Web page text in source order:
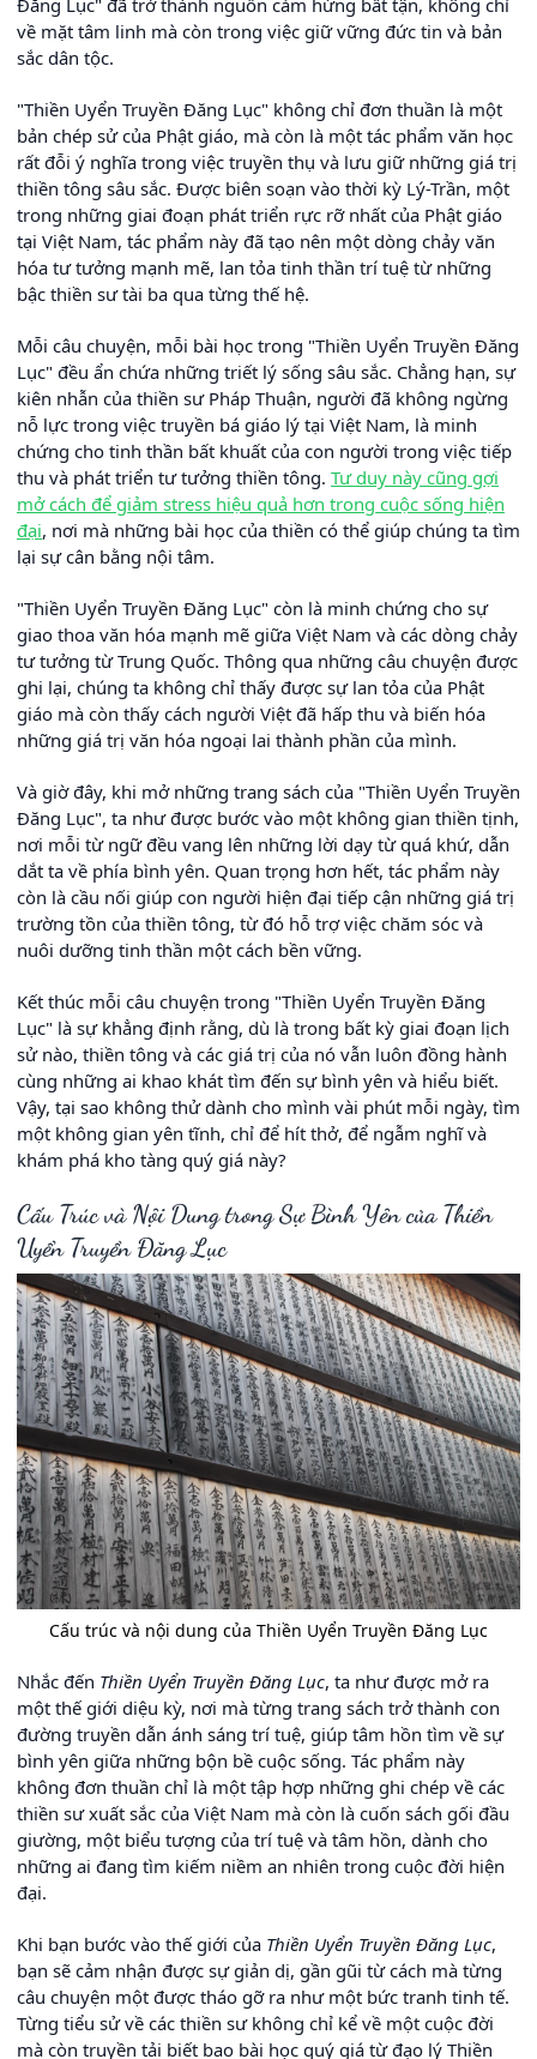
Đăng Lục" đã trở thành nguồn cảm hứng bất tận, không chỉ
về mặt tâm linh mà còn trong việc giữ vững đức tin và bản
sắc dân tộc.
"Thiền Uyển Truyền Đăng Lục" không chỉ đơn thuần là một
bản chép sử của Phật giáo, mà còn là một tác phẩm văn học
rất đỗi ý nghĩa trong việc truyền thụ và lưu giữ những giá trị
thiền tông sâu sắc. Được biên soạn vào thời kỳ Lý-Trần, một
trong những giai đoạn phát triển rực rỡ nhất của Phật giáo
tại Việt Nam, tác phẩm này đã tạo nên một dòng chảy văn
hóa tư tưởng mạnh mẽ, lan tỏa tinh thần trí tuệ từ những
bậc thiền sư tài ba qua từng thế hệ.
Mỗi câu chuyện, mỗi bài học trong "Thiền Uyển Truyền Đăng
Lục" đều ẩn chứa những triết lý sống sâu sắc. Chẳng hạn, sự
kiên nhẫn của thiền sư Pháp Thuận, người đã không ngừng
nỗ lực trong việc truyền bá giáo lý tại Việt Nam, là minh
chứng cho tinh thần bất khuất của con người trong việc tiếp
thu và phát triển tư tưởng thiền tông. Tư duy này cũng gợi
mở cách để giảm stress hiệu quả hơn trong cuộc sống hiện
đại, nơi mà những bài học của thiền có thể giúp chúng ta tìm
lại sự cân bằng nội tâm.
"Thiền Uyển Truyền Đăng Lục" còn là minh chứng cho sự
giao thoa văn hóa mạnh mẽ giữa Việt Nam và các dòng chảy
tư tưởng từ Trung Quốc. Thông qua những câu chuyện được
ghi lại, chúng ta không chỉ thấy được sự lan tỏa của Phật
giáo mà còn thấy cách người Việt đã hấp thu và biến hóa
những giá trị văn hóa ngoại lai thành phần của mình.
Và giờ đây, khi mở những trang sách của "Thiền Uyển Truyền
Đăng Lục", ta như được bước vào một không gian thiền tịnh,
nơi mỗi từ ngữ đều vang lên những lời dạy từ quá khứ, dẫn
dắt ta về phía bình yên. Quan trọng hơn hết, tác phẩm này
còn là cầu nối giúp con người hiện đại tiếp cận những giá trị
trường tồn của thiền tông, từ đó hỗ trợ việc chăm sóc và
nuôi dưỡng tinh thần một cách bền vững.
Kết thúc mỗi câu chuyện trong "Thiền Uyển Truyền Đăng
Lục" là sự khẳng định rằng, dù là trong bất kỳ giai đoạn lịch
sử nào, thiền tông và các giá trị của nó vẫn luôn đồng hành
cùng những ai khao khát tìm đến sự bình yên và hiểu biết.
Vậy, tại sao không thử dành cho mình vài phút mỗi ngày, tìm
một không gian yên tĩnh, chỉ để hít thở, để ngẫm nghĩ và
khám phá kho tàng quý giá này?
Cấu Trúc và Nội Dung trong Sự Bình Yên của Thiền
Uyển Truyền Đăng Lục
Cấu trúc và nội dung của Thiền Uyển Truyền Đăng Lục
Nhắc đến Thiền Uyển Truyền Đăng Lục, ta như được mở ra
một thế giới diệu kỳ, nơi mà từng trang sách trở thành con
đường truyền dẫn ánh sáng trí tuệ, giúp tâm hồn tìm về sự
bình yên giữa những bộn bề cuộc sống. Tác phẩm này
không đơn thuần chỉ là một tập hợp những ghi chép về các
thiền sư xuất sắc của Việt Nam mà còn là cuốn sách gối đầu
giường, một biểu tượng của trí tuệ và tâm hồn, dành cho
những ai đang tìm kiếm niềm an nhiên trong cuộc đời hiện
đại.
Khi bạn bước vào thế giới của Thiền Uyển Truyền Đăng Lục,
bạn sẽ cảm nhận được sự giản dị, gần gũi từ cách mà từng
câu chuyện một được tháo gỡ ra như một bức tranh tinh tế.
Từng tiểu sử về các thiền sư không chỉ kể về một cuộc đời
mà còn truyền tải biết bao bài học quý giá từ đạo lý Thiền